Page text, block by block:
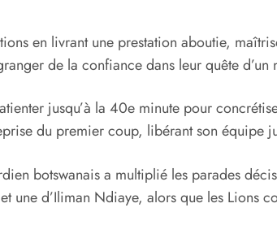
en livrant une prestation aboutie,
de la confiance dans leur quête d’un
jusqu’à la 40e minute pour
du premier coup, libérant son équipe
botswanais a multiplié les parades
une d’Iliman Ndiaye, alors que les Lions